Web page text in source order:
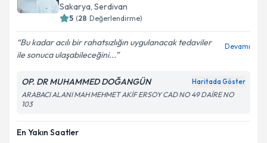
Sakarya, Serdivan
5 (28 Değerlendirme)
Bu kadar acılı bir rahatsızlığın uygulanacak tedaviler
ile sonuca ulaşabileceğini...
Devamı
OP. DR MUHAMMED DOĞANGÜN Haritada Göster
ARABACI ALANI MAH MEHMET AKİF ERSOY CAD NO 49 DAİRE NO
103
En Yakın Saatler